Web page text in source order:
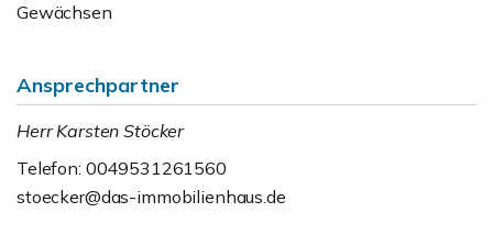
Gewächsen
Ansprechpartner
Herr Karsten Stöcker
Telefon: 0049531261560
stoecker@das-immobilienhaus.de